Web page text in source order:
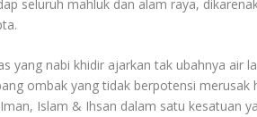
seluruh mahluk dan alam raya,
yang nabi khidir ajarkan tak ubahnya air
ombak yang tidak berpotensi
Islam & Ihsan dalam satu kesatuan